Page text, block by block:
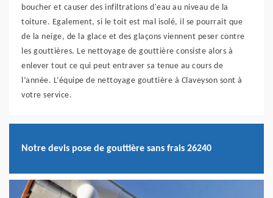
boucher et causer des infiltrations d'eau au niveau de la
toiture. Egalement, si le toit est mal isolé, il se pourrait que
de la neige, de la glace et des glaçons viennent peser contre
les gouttières. Le nettoyage de gouttière consiste alors à
enlever tout ce qui peut entraver sa tenue au cours de
l’année. L’équipe de nettoyage gouttière à Claveyson sont à
votre service.
Notre devis pose de gouttière sans frais 26240